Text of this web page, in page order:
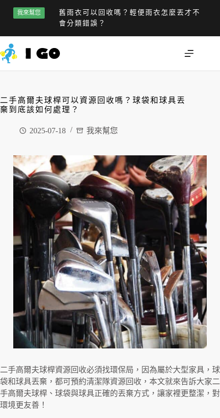
我來幫您
舊雨衣可以回收嗎？輕便雨衣怎麼丟才不
會分類錯誤？
二手高爾夫球桿可以資源回收嗎？球袋和球具丟
棄到底該如何處理？
2025-07-18 我來幫您
二手高爾夫球桿資源回收必須找環保局，因為屬於大型家具，球
袋和球具丟棄，都可預約清潔隊資源回收，本文就來告訴大家二
手高爾夫球桿、球袋與球具正確的丟棄方式，讓家裡更整潔，對
環境更友善！